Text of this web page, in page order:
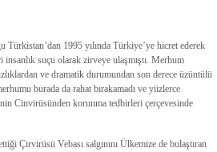
1995 yılında Türkiye’ye hicret ederek
suçu olarak zirveye ulaşmıştı. Merhum
ve dramatik durumundan son derece üzüntülü
burada da rahat bırakamadı ve yüzlerce
Cinvirüsünden korunma tedbirleri çerçevesinde
Çirvirüsü Vebası salgınını Ülkemize de bulaştıran